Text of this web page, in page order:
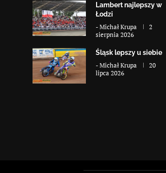
Lambert najlepszy w
Łodzi
-Michał Krupa
2
sierpnia 2026
Śląsk lepszy u siebie
-Michał Krupa
20
lipca 2026